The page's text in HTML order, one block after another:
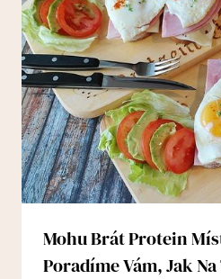
Mohu Brát Protein
Poradíme Vám, Jak Na